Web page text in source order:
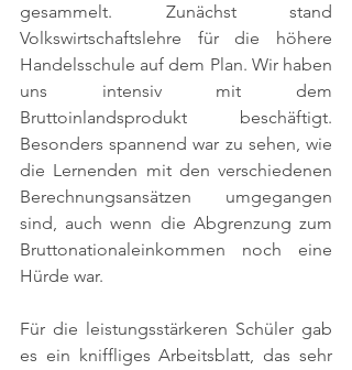
gesammelt. Zunächst stand
Volkswirtschaftslehre für die höhere
Handelsschule auf dem Plan. Wir haben
uns intensiv mit dem
Bruttoinlandsprodukt beschäftigt.
Besonders spannend war zu sehen, wie
die Lernenden mit den verschiedenen
Berechnungsansätzen umgegangen
sind, auch wenn die Abgrenzung zum
Bruttonationaleinkommen noch eine
Hürde war.
Für die leistungsstärkeren Schüler gab
es ein kniffliges Arbeitsblatt, das sehr